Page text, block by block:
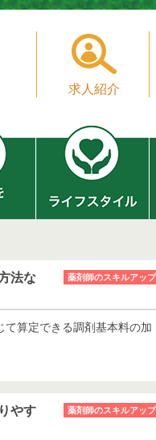
求人紹介
薬剤師のスキルアップ
法な
算定できる調剤基本料の加
薬剤師のスキルアップ
やす